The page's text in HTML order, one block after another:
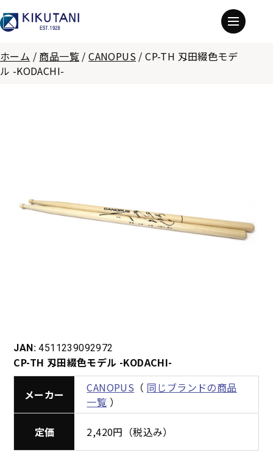
ホーム / 商品一覧 /CANOPUS /CP-TH 刄田綴色モデ
ル -KODACHI-
JAN: 4511239092972
CP-TH 刄田綴色モデル -KODACHI-
メーカー CANOPUS （ 同じブランドの商品
一覧 ）
定価 2,420円（税込み）